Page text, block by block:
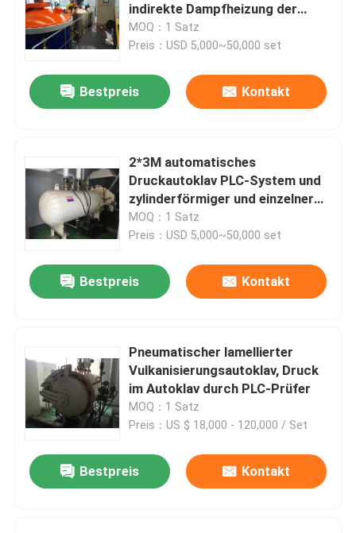
Produkte
Videos
Über uns
indirekte Dampfheizung der
elektrischen Heizung
MOQ：1 Satz
Preis：USD 5,000~50,000 set
Bestpreis Kontakt
2*3M automatisches
Druckautoklav PLC-System und
zylinderförmiger und einzelner
Trommelstrukturglasautoklav
MOQ：1 Satz
Preis：USD 5,000~50,000 set
Bestpreis Kontakt
Pneumatischer lamellierter
Vulkanisierungsautoklav, Druck
im Autoklav durch PLC-Prüfer
MOQ：1 Satz
Preis：US $ 18,000 - 120,000 / Set
Bestpreis Kontakt